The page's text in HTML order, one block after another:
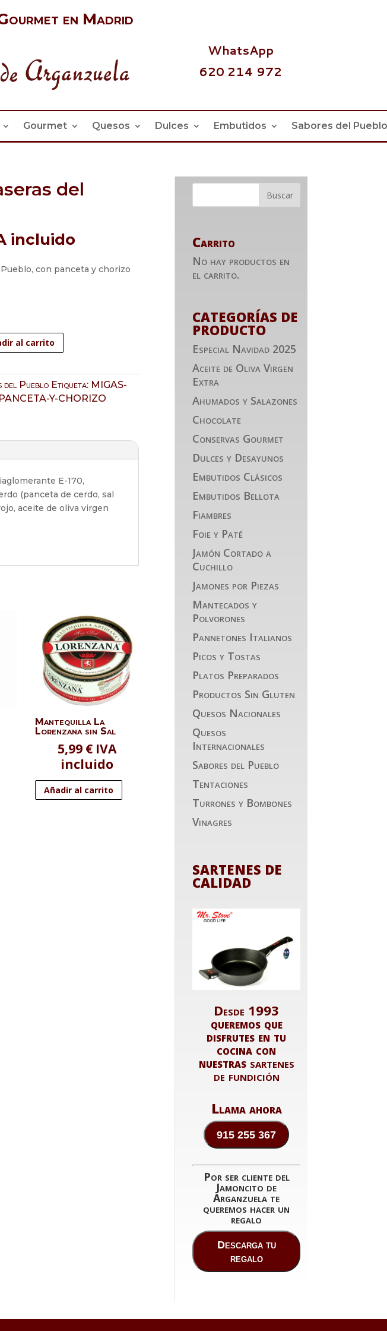
en Madrid
WhatsApp
620 214 972
Gourmet Quesos Dulces Embutidos Sabores del Pueblo
del
incluido
con panceta y chorizo
al carrito
del Pueblo Etiqueta: MIGAS-
Y-CHORIZO
E-170,
(panceta de cerdo, sal
aceite de oliva virgen
Mantequilla La
Lorenzana sin Sal
5,99 € IVA
incluido
Añadir al carrito
Carrito
No hay productos en
el carrito.
CATEGORÍAS DE
PRODUCTO
Especial Navidad 2025
Aceite de Oliva Virgen
Extra
Ahumados y Salazones
Chocolate
Conservas Gourmet
Dulces y Desayunos
Embutidos Clásicos
Embutidos Bellota
Fiambres
Foie y Paté
Jamón Cortado a
Cuchillo
Jamones por Piezas
Mantecados y
Polvorones
Pannetones Italianos
Picos y Tostas
Platos Preparados
Productos Sin Gluten
Quesos Nacionales
Quesos
Internacionales
Sabores del Pueblo
Tentaciones
Turrones y Bombones
Vinagres
SARTENES DE
CALIDAD
Desde 1993
queremos que
disfrutes en tu
cocina con
nuestras sartenes
de fundición
Llama ahora
915 255 367
Por ser cliente del
Jamoncito de
Arganzuela te
queremos hacer un
regalo
Descarga tu
regalo